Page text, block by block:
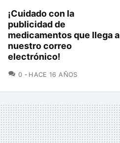
¡Cuidado con la
publicidad de
medicamentos que llega a
nuestro correo
electrónico!
0 COMENTARIOS
HACE 16 AÑOS